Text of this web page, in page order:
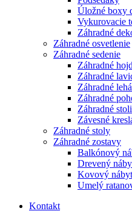
Úložné boxy
Vykurovacie
Záhradné
Záhradné osvetlenie
Záhradné sedenie
Záhradné
Záhradné
Záhradné
Záhradné
Záhradné
Závesné
Záhradné stoly
Záhradné zostavy
Balkónový
Drevený
Kovový
Umelý
Kontakt